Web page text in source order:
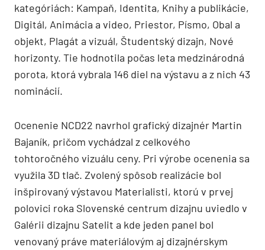
kategóriách: Kampaň, Identita, Knihy a publikácie,
Digitál, Animácia a video, Priestor, Písmo, Obal a
objekt, Plagát a vizuál, Študentský dizajn, Nové
horizonty. Tie hodnotila počas leta medzinárodná
porota, ktorá vybrala 146 diel na výstavu a z nich 43
nominácií.
Ocenenie NCD22 navrhol grafický dizajnér Martin
Bajaník, pričom vychádzal z celkového
tohtoročného vizuálu ceny. Pri výrobe ocenenia sa
využila 3D tlač. Zvolený spôsob realizácie bol
inšpirovaný výstavou Materialisti, ktorú v prvej
polovici roka Slovenské centrum dizajnu uviedlo v
Galérii dizajnu Satelit a kde jeden panel bol
venovaný práve materiálovým aj dizajnérskym